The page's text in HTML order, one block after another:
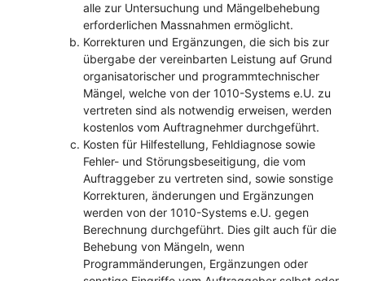
alle zur Untersuchung und Mängelbehebung
erforderlichen Massnahmen ermöglicht.
Korrekturen und Ergänzungen, die sich bis zur
übergabe der vereinbarten Leistung auf Grund
organisatorischer und programmtechnischer
Mängel, welche von der 1010-Systems e.U. zu
vertreten sind als notwendig erweisen, werden
kostenlos vom Auftragnehmer durchgeführt.
Kosten für Hilfestellung, Fehldiagnose sowie
Fehler- und Störungsbeseitigung, die vom
Auftraggeber zu vertreten sind, sowie sonstige
Korrekturen, änderungen und Ergänzungen
werden von der 1010-Systems e.U. gegen
Berechnung durchgeführt. Dies gilt auch für die
Behebung von Mängeln, wenn
Programmänderungen, Ergänzungen oder